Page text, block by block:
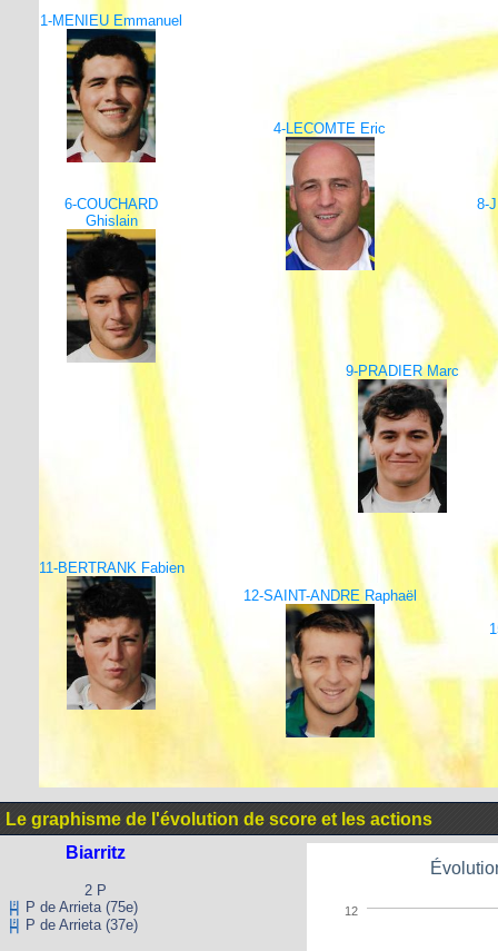
1-MENIEU Emmanuel
4-LECOMTE Eric
6-COUCHARD
Ghislain
8-
9-PRADIER Marc
11-BERTRANK Fabien
12-SAINT-ANDRE Raphaël
Le graphisme de l'évolution de score et les actions
Biarritz
2 P
P de Arrieta (75e)
P de Arrieta (37e)
12